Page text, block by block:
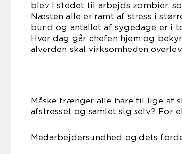
blev i stedet til arbejds zombier,
Næsten alle er ramt af stress i
bund og antallet af sygedage er i
Hver dag går chefen hjem og
alverden skal virksomheden
Måske trænger alle bare til lige at
afstresset og samlet sig selv? For
Medarbejdersundhed og dets